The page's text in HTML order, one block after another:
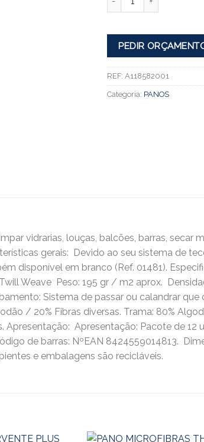
PEDIR
REF: A118582001
Categoria: PANOS
vidrarias, louças, balcões, barras, secar
gerais:  Devido ao seu sistema de
disponível em branco (Ref. 01481).
Weave  Peso: 195 gr / m2 aprox. 
Sistema de passar ou calandrar que
/ 20% Fibras diversas. Trama: 80%
 Apresentação: Pacote de 12
de barras: NºEAN 8424559014813. 
e embalagens são recicláveis.